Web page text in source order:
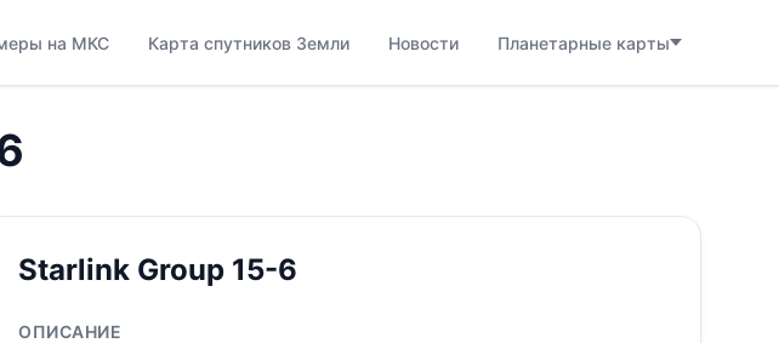
на МКС Карта спутников Земли Новости Планетарные карты
Starlink Group 15-6
ОПИСАНИЕ